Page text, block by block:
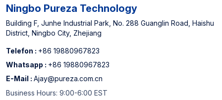
Ningbo Pureza Technology
Building F, Junhe Industrial Park, No. 288 Guanglin Road, Haishu
District, Ningbo City, Zhejiang
Telefon : +86 19880967823
Whatsapp : +86 19880967823
E-Mail : Ajay@pureza.com.cn
Business Hours: 9:00-6:00 EST